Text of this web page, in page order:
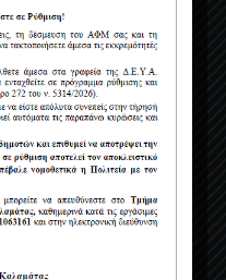
κανονισμο της, τις
Κανονισμού περί
Χαρακτήρα
τεθεί σε ισχύ από
των φυσικών
των δεδομένων
την ελεύθερη